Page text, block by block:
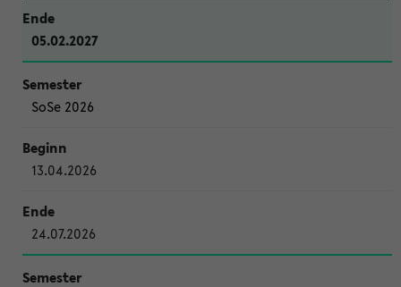
05.02.2027
SoSe 2026
13.04.2026
24.07.2026